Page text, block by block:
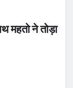
महतो ने तोड़ा